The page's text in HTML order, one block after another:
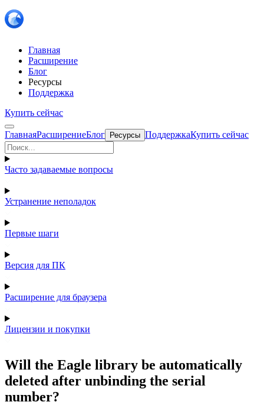
Главная
Расширение
Блог
Ресурсы
Поддержка
Купить сейчас
ГлавнаяРасширениеБлог Ресурсы ПоддержкаКупить сейчас
Часто задаваемые вопросы
Устранение неполадок
Первые шаги
Версия для ПК
Расширение для браузера
Лицензии и покупки
Will the Eagle library be automatically
deleted after unbinding the serial
number?